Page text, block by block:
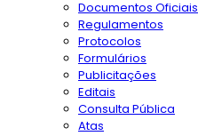
Documentos Oficiais
Regulamentos
Protocolos
Formulários
Publicitações
Editais
Consulta Pública
Atas